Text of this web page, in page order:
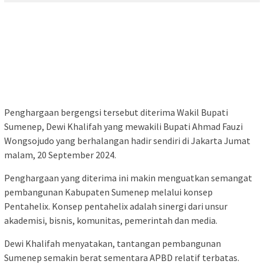
Penghargaan bergengsi tersebut diterima Wakil Bupati
Sumenep, Dewi Khalifah yang mewakili Bupati Ahmad Fauzi
Wongsojudo yang berhalangan hadir sendiri di Jakarta Jumat
malam, 20 September 2024.
Penghargaan yang diterima ini makin menguatkan semangat
pembangunan Kabupaten Sumenep melalui konsep
Pentahelix. Konsep pentahelix adalah sinergi dari unsur
akademisi, bisnis, komunitas, pemerintah dan media.
Dewi Khalifah menyatakan, tantangan pembangunan
Sumenep semakin berat sementara APBD relatif terbatas.